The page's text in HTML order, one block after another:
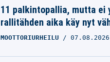
11 palkintopallia, mutta ei
rallitähden aika käy nyt
MOOTTORIURHEILU 07.08.2026